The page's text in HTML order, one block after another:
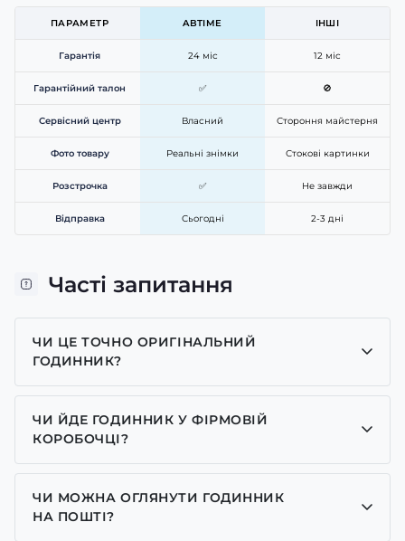
ПАРАМЕТР ABTIME ІНШІ
Гарантія 24 міс 12 міс
Гарантійний талон ✅ 🚫
Сервісний центр Власний Стороння майстерня
Фото товару Реальні знімки Стокові картинки
Розстрочка ✅ Не завжди
Відправка Сьогодні 2-3 дні
Часті запитання
ЧИ ЦЕ ТОЧНО ОРИГІНАЛЬНИЙ
ГОДИННИК?
Так, усі годинники у нас лише оригінальні, ми є
представником багатьох брендів.
ЧИ ЙДЕ ГОДИННИК У ФІРМОВІЙ
КОРОБОЧЦІ?
Для годинників бренду Casio, Pagani Design,
GUARDO та GOODYEAR додаємо фірмові
коробочки із брендовим надписом. Для бренду
ЧИ МОЖНА ОГЛЯНУТИ ГОДИННИК
НА ПОШТІ?